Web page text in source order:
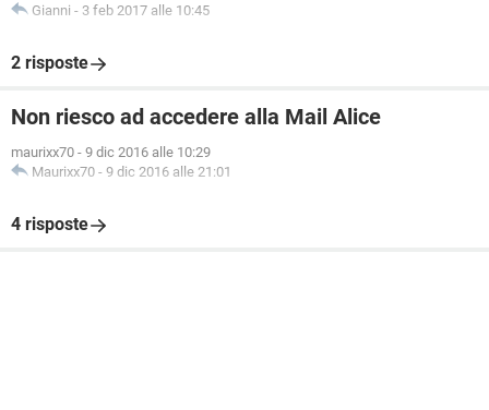
Gianni - 3 feb 2017 alle 10:45
2 risposte
Non riesco ad accedere alla Mail Alice
maurixx70 - 9 dic 2016 alle 10:29
Maurixx70 - 9 dic 2016 alle 21:01
4 risposte